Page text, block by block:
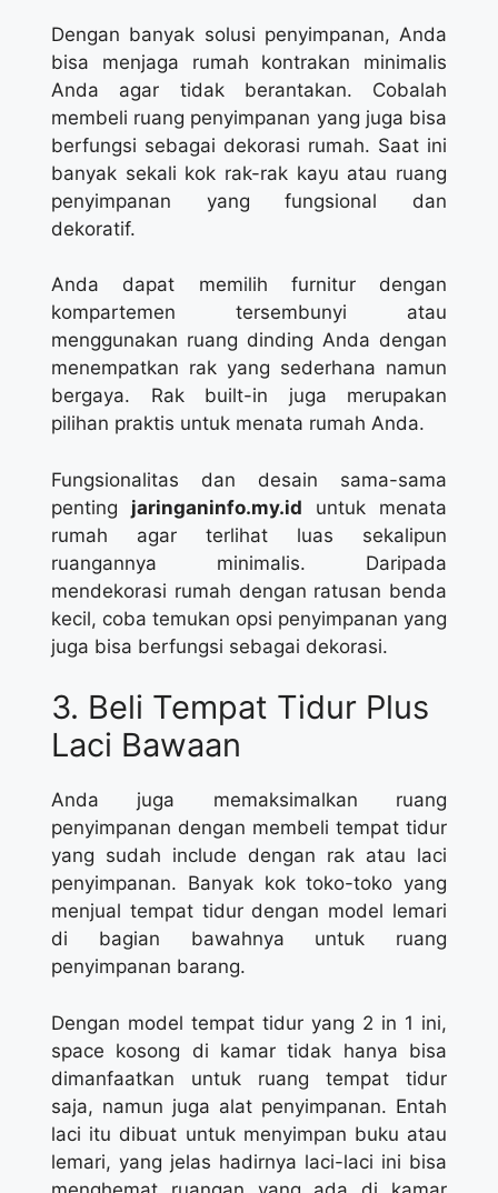
Dengan banyak solusi penyimpanan, Anda
bisa menjaga rumah kontrakan minimalis
Anda agar tidak berantakan. Cobalah
membeli ruang penyimpanan yang juga bisa
berfungsi sebagai dekorasi rumah. Saat ini
banyak sekali kok rak-rak kayu atau ruang
penyimpanan yang fungsional dan
dekoratif.
Anda dapat memilih furnitur dengan
kompartemen tersembunyi atau
menggunakan ruang dinding Anda dengan
menempatkan rak yang sederhana namun
bergaya. Rak built-in juga merupakan
pilihan praktis untuk menata rumah Anda.
Fungsionalitas dan desain sama-sama
penting jaringaninfo.my.id untuk menata
rumah agar terlihat luas sekalipun
ruangannya minimalis. Daripada
mendekorasi rumah dengan ratusan benda
kecil, coba temukan opsi penyimpanan yang
juga bisa berfungsi sebagai dekorasi.
3. Beli Tempat Tidur Plus
Laci Bawaan
Anda juga memaksimalkan ruang
penyimpanan dengan membeli tempat tidur
yang sudah include dengan rak atau laci
penyimpanan. Banyak kok toko-toko yang
menjual tempat tidur dengan model lemari
di bagian bawahnya untuk ruang
penyimpanan barang.
Dengan model tempat tidur yang 2 in 1 ini,
space kosong di kamar tidak hanya bisa
dimanfaatkan untuk ruang tempat tidur
saja, namun juga alat penyimpanan. Entah
laci itu dibuat untuk menyimpan buku atau
lemari, yang jelas hadirnya laci-laci ini bisa